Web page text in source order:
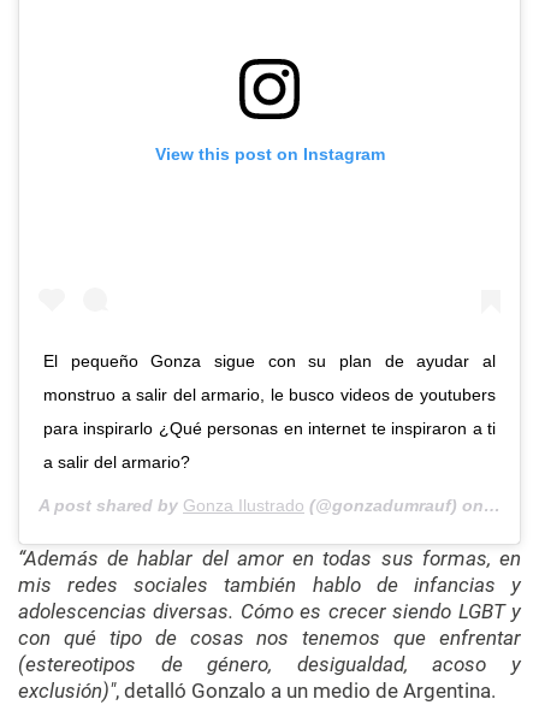
View this post on Instagram
El pequeño Gonza sigue con su plan de ayudar al
monstruo a salir del armario, le busco videos de youtubers
para inspirarlo ¿Qué personas en internet te inspiraron a ti
a salir del armario?
A post shared by Gonza Ilustrado (@gonzadumrauf) on Jul
“Además de hablar del amor en todas sus formas, en
mis redes sociales también hablo de infancias y
adolescencias diversas. Cómo es crecer siendo LGBT y
con qué tipo de cosas nos tenemos que enfrentar
(estereotipos de género, desigualdad, acoso y
exclusión)", detalló Gonzalo a un medio de Argentina.